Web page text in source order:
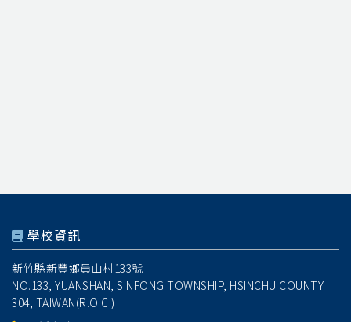
學校資訊
新竹縣新豐鄉員山村133號
NO.133, YUANSHAN, SINFONG TOWNSHIP, HSINCHU COUNTY
304, TAIWAN(R.O.C.)